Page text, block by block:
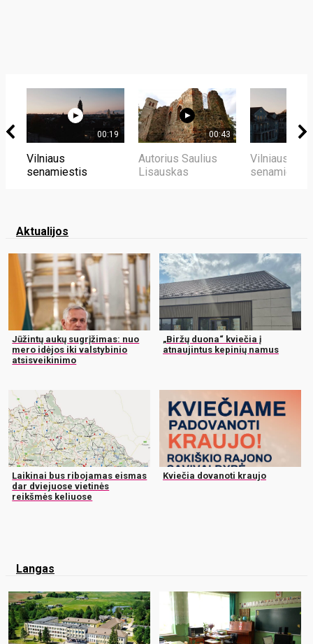
00:19
Vilniaus
senamiestis
00:43
Autorius Saulius
Lisauskas
Vilniaus
senamiestis
Aktualijos
Jūžintų aukų sugrįžimas: nuo
mero idėjos iki valstybinio
atsisveikinimo
„Biržų duona“ kviečia į
atnaujintus kepinių namus
Laikinai bus ribojamas eismas
dar dviejuose vietinės
reikšmės keliuose
Kviečia dovanoti kraujo
Langas